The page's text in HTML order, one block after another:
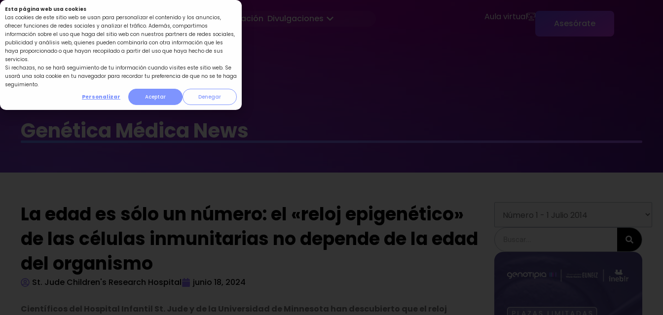
Esta página web usa cookies
Las cookies de este sitio web se usan para personalizar el contenido y los anuncios,
ofrecer funciones de redes sociales y analizar el tráfico. Además, compartimos
información sobre el uso que haga del sitio web con nuestros partners de redes sociales,
publicidad y análisis web, quienes pueden combinarla con otra información que les
haya proporcionado o que hayan recopilado a partir del uso que haya hecho de sus
servicios.
Si rechazas, no se hará seguimiento de tu información cuando visites este sitio web. Se
usará una sola cookie en tu navegador para recordar tu preferencia de que no se te haga
seguimiento.
Personalizar
Aceptar Denegar
Ir
al
contenido
Formación Divulgaciones Abrir Divulgaciones Aula virtual
Asesórate
Genética Médica News
La edad es sólo un número: el «reloj epigenético»
de las células inmunitarias no depende de la edad
del organismo
St. Jude Children's Research Hospital junio 18, 2024
Científicos del Hospital Infantil St. Jude y de la Universidad de Minnesota han descubierto que el reloj